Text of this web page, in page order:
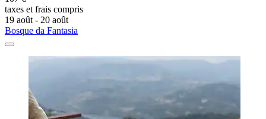
taxes et frais compris
19 août - 20 août
Bosque da Fantasia